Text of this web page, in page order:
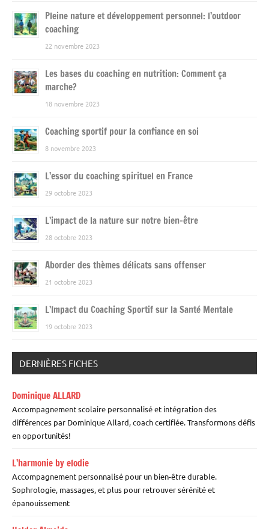
Pleine nature et développement personnel: l’outdoor
coaching
22 novembre 2023
Les bases du coaching en nutrition: Comment ça
marche?
18 novembre 2023
Coaching sportif pour la confiance en soi
8 novembre 2023
L’essor du coaching spirituel en France
29 octobre 2023
L’impact de la nature sur notre bien-être
28 octobre 2023
Aborder des thèmes délicats sans offenser
21 octobre 2023
L’Impact du Coaching Sportif sur la Santé Mentale
19 octobre 2023
DERNIÈRES FICHES
Dominique ALLARD
Accompagnement scolaire personnalisé et intégration des
différences par Dominique Allard, coach certifiée. Transformons défis
en opportunités!
L’harmonie by elodie
Accompagnement personnalisé pour un bien-être durable.
Sophrologie, massages, et plus pour retrouver sérénité et
épanouissement